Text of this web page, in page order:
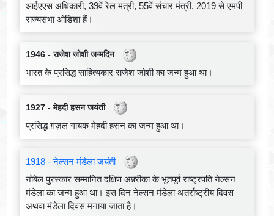
आईएएस अधिकारी, 39वें रेल मंत्री, 55वें संचार मंत्री, 2019 से एमपी
राज्यसभा ओडिशा हैं।
1946 - राजेश जोशी जन्मदिन
भारत के प्रसिद्ध साहित्यकार राजेश जोशी का जन्म हुआ था।
1927 - मेहदी हसन जयंती
प्रसिद्ध ग़ज़ल गायक मेहदी हसन का जन्म हुआ था।
1918 - नेल्सन मंडेला जयंती
नोबेल पुरस्कार सम्मानित दक्षिण अफ़्रीका के भूतपूर्व राष्ट्रपति नेल्सन
मंडेला का जन्म हुआ था। इस दिन नेल्सन मंडेला अंतर्राष्ट्रीय दिवस
अथवा मंडेला दिवस मनाया जाता है।